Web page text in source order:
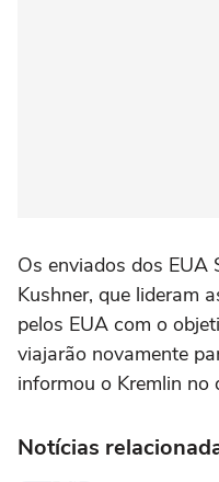
Os ⁠enviados dos EUA
‌Kushner, ‌que lideram
pelos EUA com o
viajarão novamente
‌informou o Kremlin no
Notícias